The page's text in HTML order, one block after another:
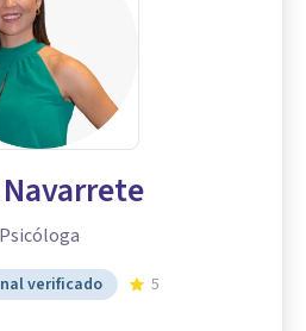
Psicóloga
verificado 5